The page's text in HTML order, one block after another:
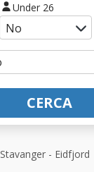
Stavanger - Eidfjord
Under 26
CERCA